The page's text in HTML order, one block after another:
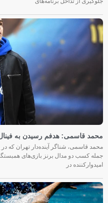
محمد قاسمی: هدفم رسیدن به فینال ۴۰۰ متر بازی‌های آسیایی
محمد قاسمی، شناگر آینده‌دار تهران که در
جمله کسب دو مدال برنز بازی‌های
امیدوارکننده در